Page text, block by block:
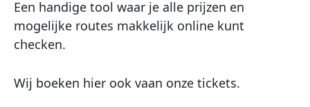
Een handige tool waar je alle prijzen en
mogelijke routes makkelijk online kunt
checken.
Wij boeken hier ook vaan onze tickets.